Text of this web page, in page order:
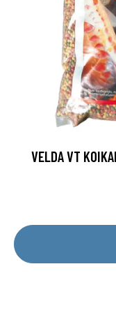
VELDA VT